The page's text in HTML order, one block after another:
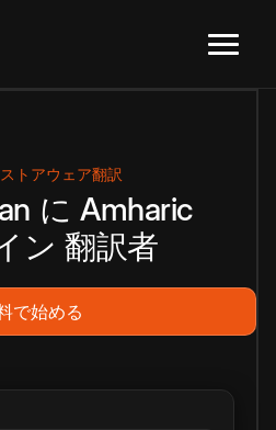
トアウェア翻訳
に Amharic
ン 翻訳者
で始める